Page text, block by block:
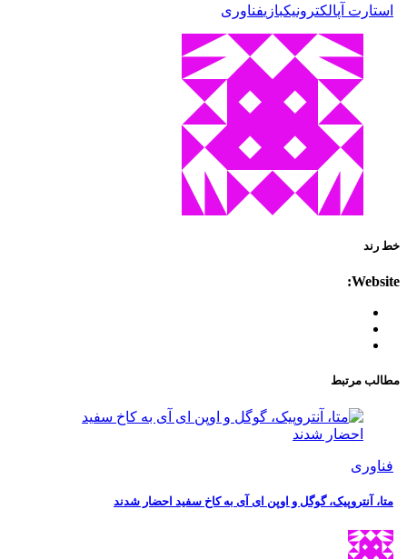
استارت آپالكترونیكبازیفناوری
خط رند
Website:
مطالب مرتبط
فناوری
متا، آنتروپیک، گوگل و اوپن ای آی به کاخ سفید احضار شدند